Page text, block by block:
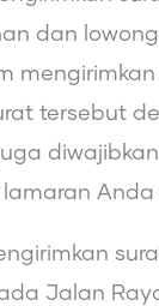
dan
tersebut
Anda
Jalan